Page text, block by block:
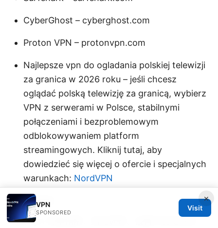
CyberGhost – cyberghost.com
Proton VPN – protonvpn.com
Najlepsze vpn do ogladania polskiej telewizji
za granica w 2026 roku – jeśli chcesz
oglądać polską telewizję za granicą, wybierz
VPN z serwerami w Polsce, stabilnymi
połączeniami i bezproblemowym
odblokowywaniem platform
streamingowych. Kliknij tutaj, aby
dowiedzieć się więcej o ofercie i specjalnych
warunkach: NordVPN
Sources:
牧牛vpn 完整指南：如何选择、设置与优化你的
×
VPN
SPONSORED
Visit